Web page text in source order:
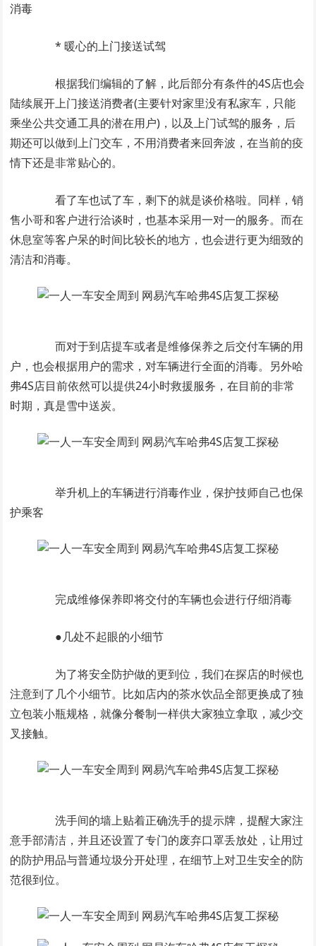
消毒
* 暖心的上门接送试驾
根据我们编辑的了解，此后部分有条件的4S店也会
陆续展开上门接送消费者(主要针对家里没有私家车，只能
乘坐公共交通工具的潜在用户)，以及上门试驾的服务，后
期还可以做到上门交车，不用消费者来回奔波，在当前的疫
情下还是非常贴心的。
看了车也试了车，剩下的就是谈价格啦。同样，销
售小哥和客户进行洽谈时，也基本采用一对一的服务。而在
休息室等客户呆的时间比较长的地方，也会进行更为细致的
清洁和消毒。
而对于到店提车或者是维修保养之后交付车辆的用
户，也会根据用户的需求，对车辆进行全面的消毒。另外哈
弗4S店目前依然可以提供24小时救援服务，在目前的非常
时期，真是雪中送炭。
举升机上的车辆进行消毒作业，保护技师自己也保
护乘客
完成维修保养即将交付的车辆也会进行仔细消毒
●几处不起眼的小细节
为了将安全防护做的更到位，我们在探店的时候也
注意到了几个小细节。比如店内的茶水饮品全部更换成了独
立包装小瓶规格，就像分餐制一样供大家独立拿取，减少交
叉接触。
洗手间的墙上贴着正确洗手的提示牌，提醒大家注
意手部清洁，并且还设置了专门的废弃口罩丢放处，让用过
的防护用品与普通垃圾分开处理，在细节上对卫生安全的防
范很到位。